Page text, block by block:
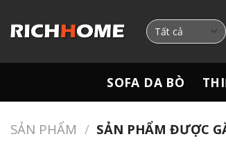
đến
nội
dung
SOFA DA BÒ
SẢN PHẨM / SẢN PHẨM ĐƯỢC